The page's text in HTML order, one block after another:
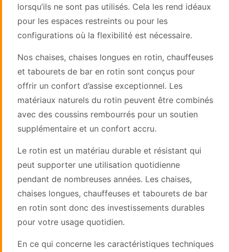
lorsqu’ils ne sont pas utilisés. Cela les rend idéaux
pour les espaces restreints ou pour les
configurations où la flexibilité est nécessaire.
Nos chaises, chaises longues en rotin, chauffeuses
et tabourets de bar en rotin sont conçus pour
offrir un confort d’assise exceptionnel. Les
matériaux naturels du rotin peuvent être combinés
avec des coussins rembourrés pour un soutien
supplémentaire et un confort accru.
Le rotin est un matériau durable et résistant qui
peut supporter une utilisation quotidienne
pendant de nombreuses années. Les chaises,
chaises longues, chauffeuses et tabourets de bar
en rotin sont donc des investissements durables
pour votre usage quotidien.
En ce qui concerne les caractéristiques techniques